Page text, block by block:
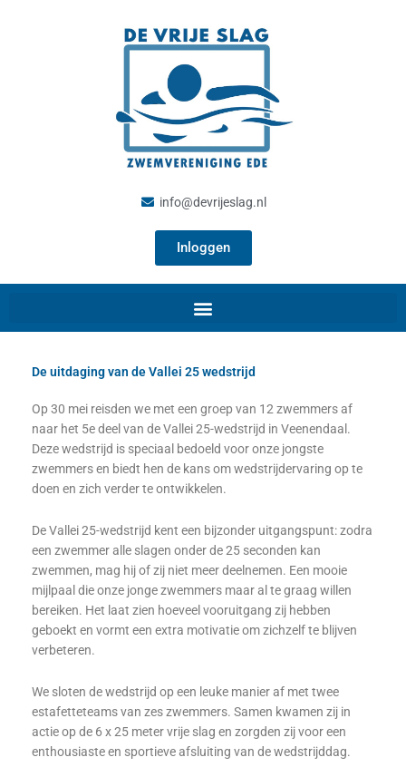
info@devrijeslag.nl
Inloggen
De uitdaging van de Vallei 25 wedstrijd
Op 30 mei reisden we met een groep van 12 zwemmers af
naar het 5e deel van de Vallei 25-wedstrijd in Veenendaal.
Deze wedstrijd is speciaal bedoeld voor onze jongste
zwemmers en biedt hen de kans om wedstrijdervaring op te
doen en zich verder te ontwikkelen.
De Vallei 25-wedstrijd kent een bijzonder uitgangspunt: zodra
een zwemmer alle slagen onder de 25 seconden kan
zwemmen, mag hij of zij niet meer deelnemen. Een mooie
mijlpaal die onze jonge zwemmers maar al te graag willen
bereiken. Het laat zien hoeveel vooruitgang zij hebben
geboekt en vormt een extra motivatie om zichzelf te blijven
verbeteren.
We sloten de wedstrijd op een leuke manier af met twee
estafetteteams van zes zwemmers. Samen kwamen zij in
actie op de 6 x 25 meter vrije slag en zorgden zij voor een
enthousiaste en sportieve afsluiting van de wedstrijddag.